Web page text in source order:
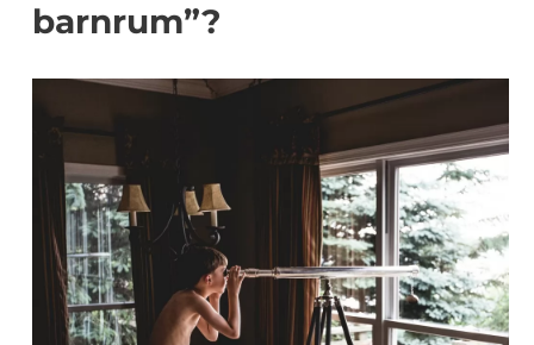
barnrum”?